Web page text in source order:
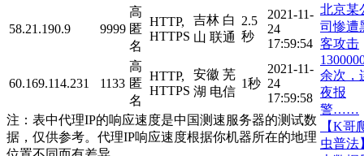
58.21.190.9 9999
高
匿
名
HTTP,
HTTPS
吉林 白
山 联通
2.5
秒
2021-11-
24
17:59:54
60.169.114.231 1133
高
匿
名
HTTP,
HTTPS
安徽 芜
湖 电信
1秒
2021-11-
24
17:59:58
注：表中代理IP的响应速度是中国测速服务器的测试数
据，仅供参考。代理IP响应速度根据你机器所在的地理
北京某
司惨遭
客攻击
余次，
夜报
警……
【K哥
虫普法